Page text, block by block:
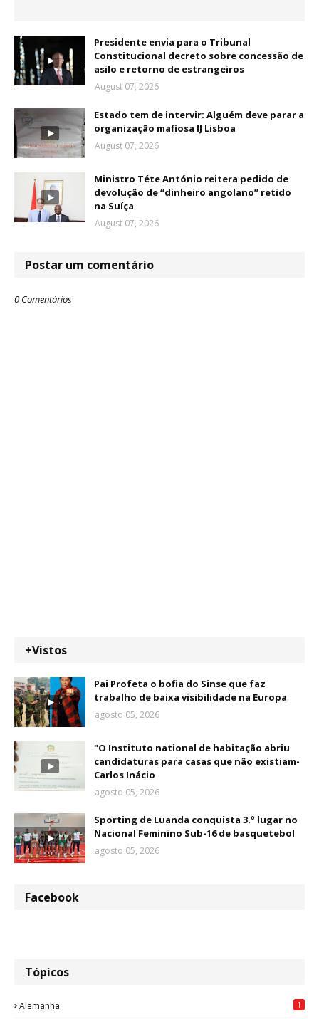
Presidente envia para o Tribunal
Constitucional decreto sobre concessão de
asilo e retorno de estrangeiros
August 07, 2026
Estado tem de intervir: Alguém deve parar a
organização mafiosa IJ Lisboa
August 07, 2026
Ministro Téte António reitera pedido de
devolução de “dinheiro angolano” retido
na Suíça
August 07, 2026
Postar um comentário
0 Comentários
+Vistos
Pai Profeta o bofia do Sinse que faz
trabalho de baixa visibilidade na Europa
agosto 05, 2026
"O Instituto national de habitação abriu
candidaturas para casas que não existiam-
Carlos Inácio
agosto 05, 2026
Sporting de Luanda conquista 3.º lugar no
Nacional Feminino Sub-16 de basquetebol
agosto 05, 2026
Facebook
Tópicos
Alemanha 1